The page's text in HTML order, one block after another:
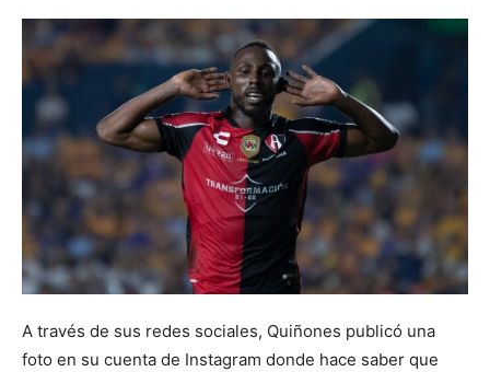
A través de sus redes sociales, Quiñones publicó una
foto en su cuenta de Instagram donde hace saber que